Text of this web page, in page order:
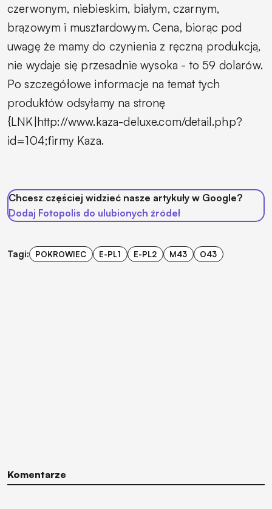
czerwonym, niebieskim, białym, czarnym,
brązowym i musztardowym. Cena, biorąc pod
uwagę że mamy do czynienia z ręczną produkcją,
nie wydaje się przesadnie wysoka - to 59 dolarów.
Po szczegółowe informacje na temat tych
produktów odsyłamy na stronę
{LNK|http://www.kaza-deluxe.com/detail.php?
id=104;firmy Kaza.
Chcesz częściej widzieć nasze artykuły w Google?
Dodaj Fotopolis do ulubionych źródeł
Tagi: POKROWIEC E-PL1 E-PL2 M43 O43
Komentarze